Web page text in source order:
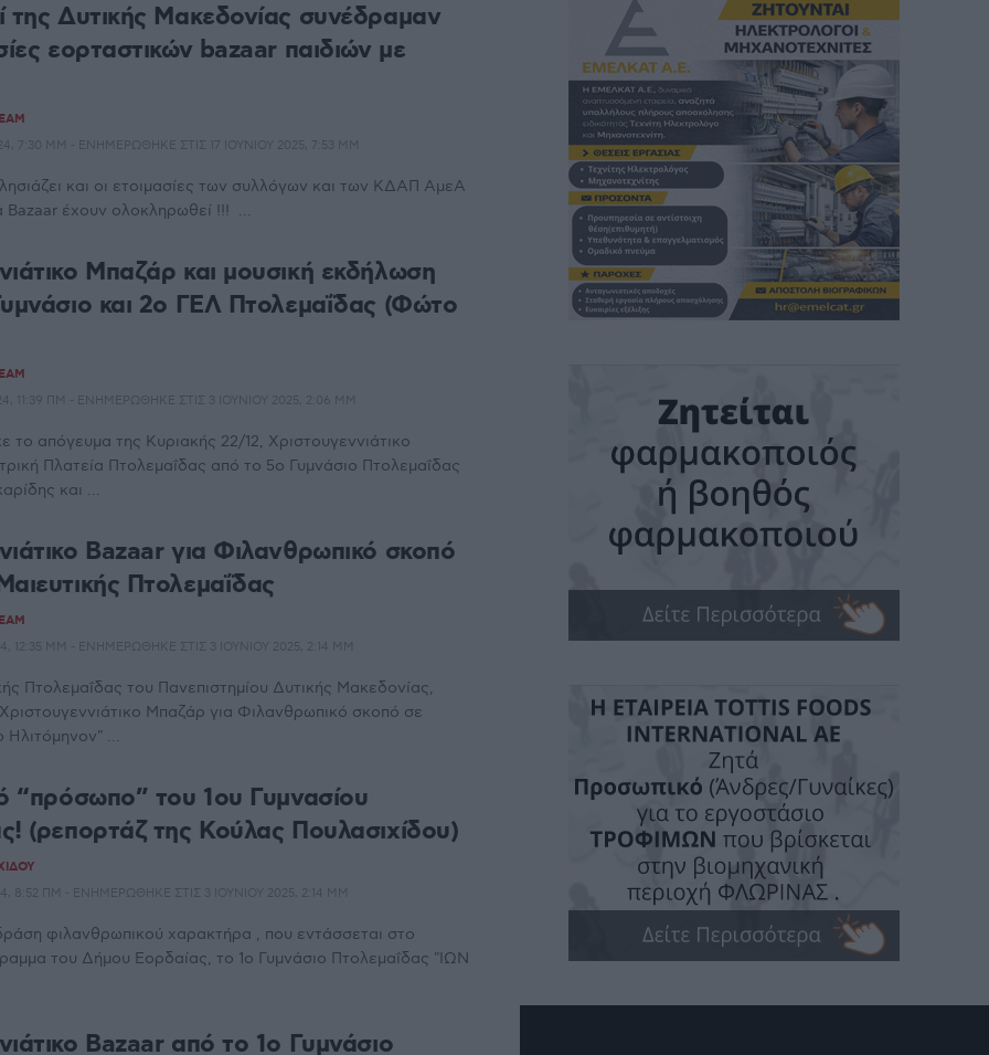
της Δυτικής Μακεδονίας συνέδραμαν
εορταστικών bazaar παιδιών με
7:30 ΜΜ - ΕΝΗΜΕΡΏΘΗΚΕ ΣΤΙΣ 17 ΙΟΥΝΊΟΥ 2025, 7:53 ΜΜ
και οι ετοιμασίες των συλλόγων και των ΚΔΑΠ ΑμεΑ
Bazaar έχουν ολοκληρωθεί !!! ️ ...
Μπαζάρ και μουσική εκδήλωση
και 2ο ΓΕΛ Πτολεμαΐδας (Φώτο
11:39 ΠΜ - ΕΝΗΜΕΡΏΘΗΚΕ ΣΤΙΣ 3 ΙΟΥΝΊΟΥ 2025, 2:06 ΜΜ
το απόγευμα της Κυριακής 22/12, Χριστουγεννιάτικο
Πλατεία Πτολεμαΐδας από το 5ο Γυμνάσιο Πτολεμαΐδας
και ...
Bazaar για Φιλανθρωπικό σκοπό
Πτολεμαΐδας
12:35 ΜΜ - ΕΝΗΜΕΡΏΘΗΚΕ ΣΤΙΣ 3 ΙΟΥΝΊΟΥ 2025, 2:14 ΜΜ
Πτολεμαΐδας του Πανεπιστημίου Δυτικής Μακεδονίας,
Μπαζάρ για Φιλανθρωπικό σκοπό σε
Ηλιτόμηνον" ...
“πρόσωπο” του 1ου Γυμνασίου
(ρεπορτάζ της Κούλας Πουλασιχίδου)
8:52 ΠΜ - ΕΝΗΜΕΡΏΘΗΚΕ ΣΤΙΣ 3 ΙΟΥΝΊΟΥ 2025, 2:14 ΜΜ
φιλανθρωπικού χαρακτήρα , που εντάσσεται στο
του Δήμου Εορδαίας, το 1ο Γυμνάσιο Πτολεμαΐδας "ΙΩΝ
Bazaar από το 1ο Γυμνάσιο